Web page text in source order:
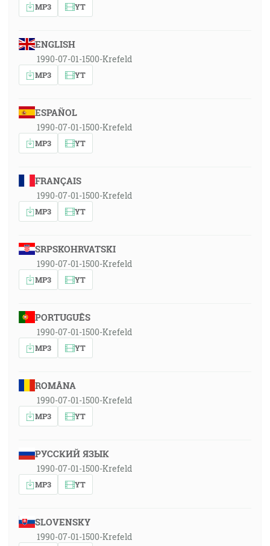
MP3 YT
ENGLISH
1990-07-01-1500-Krefeld
MP3 YT
ESPAÑOL
1990-07-01-1500-Krefeld
MP3 YT
FRANÇAIS
1990-07-01-1500-Krefeld
MP3 YT
SRPSKOHRVATSKI
1990-07-01-1500-Krefeld
MP3 YT
PORTUGUÊS
1990-07-01-1500-Krefeld
MP3 YT
ROMÂNA
1990-07-01-1500-Krefeld
MP3 YT
РУССКИЙ ЯЗЫК
1990-07-01-1500-Krefeld
MP3 YT
SLOVENSKY
1990-07-01-1500-Krefeld